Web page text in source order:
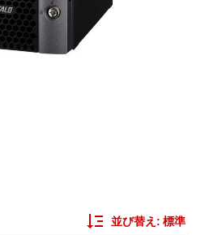
並び替え:標準